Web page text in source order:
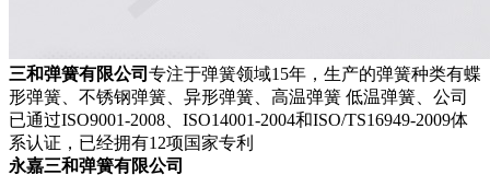
三和弹簧有限公司 专注于弹簧领域15年，生产的弹簧种类有蝶
形弹簧、不锈钢弹簧、异形弹簧、高温弹簧 低温弹簧、公司
已通过ISO9001-2008、ISO14001-2004和ISO/TS16949-2009体
系认证，已经拥有12项国家专利
永嘉三和弹簧有限公司